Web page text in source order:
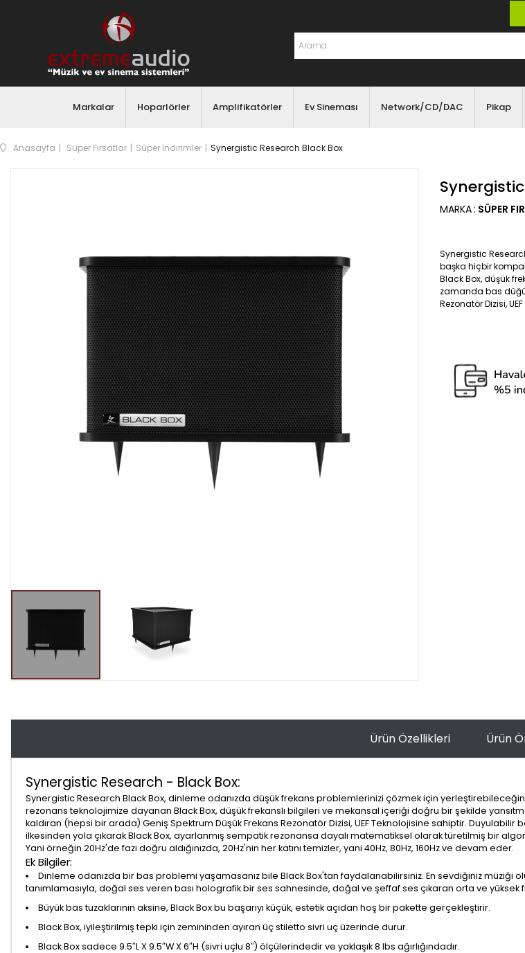
Markalar Hoparlörler Amplifikatörler Ev Sineması Network/CD/DAC Pikap
Anasayfa Süper Fırsatlar Süper İndirimler Synergistic Research Black Box
MARKA: SÜPER
Synergistic
başka hiçbir
Black Box, düşük
zamanda bas
Rezonatör Dizisi,
Ürün Özellikleri Ürün
Synergistic Research - Black Box:
Synergistic Research Black Box, dinleme odanızda düşük frekans problemlerinizi çözmek için
rezonans teknolojimize dayanan Black Box, düşük frekanslı bilgileri ve mekansal içeriği doğru bir şekilde
kaldıran (hepsi bir arada) Geniş Spektrum Düşük Frekans Rezonatör Dizisi, UEF Teknolojisine sahiptir.
ilkesinden yola çıkarak Black Box, ayarlanmış sempatik rezonansa dayalı matematiksel olarak türetilmiş bir
Yani örneğin 20Hz'de fazı doğru aldığınızda, 20Hz'nin her katını temizler, yani 40Hz, 80Hz, 160Hz ve devam eder.
Ek Bilgiler:
Dinleme odanızda bir bas problemi yaşamasanız bile Black Box'tan faydalanabilirsiniz. En sevdiğiniz
tanımlamasıyla, doğal ses veren bası holografik bir ses sahnesinde, doğal ve şeffaf ses çıkaran orta ve yüksek
Büyük bas tuzaklarının aksine, Black Box bu başarıyı küçük, estetik açıdan hoş bir pakette gerçekleştirir.
Black Box, iyileştirilmiş tepki için zemininden ayıran üç stiletto sivri uç üzerinde durur.
Black Box sadece 9.5″L X 9.5″W X 6″H (sivri uçlu 8″) ölçülerindedir ve yaklaşık 8 lbs ağırlığındadır.